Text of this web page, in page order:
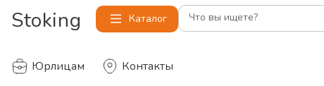
Stoking Каталог Что вы ищете?
Юрлицам Контакты